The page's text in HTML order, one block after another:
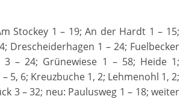
Stockey 1 – 19; An der Hardt 1 – 15;
Drescheiderhagen 1 – 24; Fuelbecker
– 24; Grünewiese 1 – 58; Heide 1;
5, 6; Kreuzbuche 1, 2; Lehmenohl 1, 2;
3 – 32; neu: Paulusweg 1 – 18; weiter